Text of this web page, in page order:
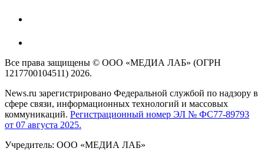
Все права защищены © ООО «МЕДИА ЛАБ» (ОГРН
1217700104511) 2026.
News.ru зарегистрировано Федеральной службой по надзору в
сфере связи, информационных технологий и массовых
коммуникаций. Регистрационный номер ЭЛ № ФС77-89793
от 07 августа 2025.
Учредитель: ООО «МЕДИА ЛАБ»